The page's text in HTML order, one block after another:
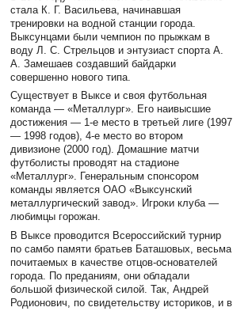
стала К. Г. Васильева, начинавшая
тренировки на водной станции города.
Выксунцами были чемпион по прыжкам в
воду Л. С. Стрельцов и энтузиаст спорта А.
А. Замешаев создавший байдарки
совершенно нового типа.
Существует в Выксе и своя футбольная
команда — «Металлург». Его наивысшие
достижения — 1-е место в третьей лиге (1997
— 1998 годов), 4-е место во втором
дивизионе (2000 год). Домашние матчи
футболисты проводят на стадионе
«Металлург». Генеральным спонсором
команды является ОАО «Выксунский
металлургический завод». Игроки клуба —
любимцы горожан.
В Выксе проводится Всероссийский турнир
по самбо памяти братьев Баташовых, весьма
почитаемых в качестве отцов-основателей
города. По преданиям, они обладали
большой физической силой. Так, Андрей
Родионович, по свидетельству историков, и в